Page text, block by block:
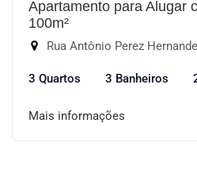
Apartamento para Alugar
100m²
Rua Antônio Perez Hernandez -
3 Quartos 3 Banheiros
Mais informações